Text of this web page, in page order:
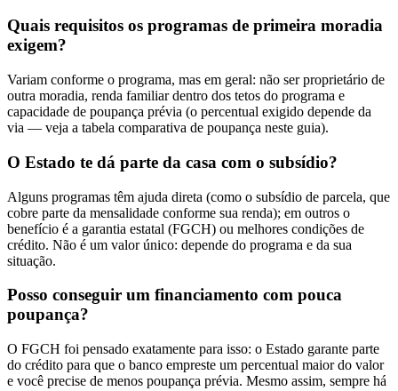
Quais requisitos os programas de primeira moradia
exigem?
Variam conforme o programa, mas em geral: não ser proprietário de
outra moradia, renda familiar dentro dos tetos do programa e
capacidade de poupança prévia (o percentual exigido depende da
via — veja a tabela comparativa de poupança neste guia).
O Estado te dá parte da casa com o subsídio?
Alguns programas têm ajuda direta (como o subsídio de parcela, que
cobre parte da mensalidade conforme sua renda); em outros o
benefício é a garantia estatal (FGCH) ou melhores condições de
crédito. Não é um valor único: depende do programa e da sua
situação.
Posso conseguir um financiamento com pouca
poupança?
O FGCH foi pensado exatamente para isso: o Estado garante parte
do crédito para que o banco empreste um percentual maior do valor
e você precise de menos poupança prévia. Mesmo assim, sempre há